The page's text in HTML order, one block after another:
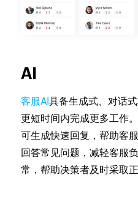
AI
客服AI 具备生成式、对话
更短时间内完成更多工作
可生成快速回复，帮助客
回答常见问题，减轻客服
常，帮助决策者及时采取正